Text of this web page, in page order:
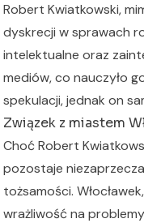
Robert Kwiatkowski,
dyskrecji w sprawach
intelektualne oraz
mediów, co nauczyło
spekulacji, jednak on
Związek z miastem
Choć Robert
pozostaje
tożsamości.
wrażliwość na